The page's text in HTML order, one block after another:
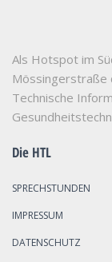
Als Hotspot im
Mössingerstraße
Technische
Die HTL
SPRECHSTUNDEN
IMPRESSUM
DATENSCHUTZ